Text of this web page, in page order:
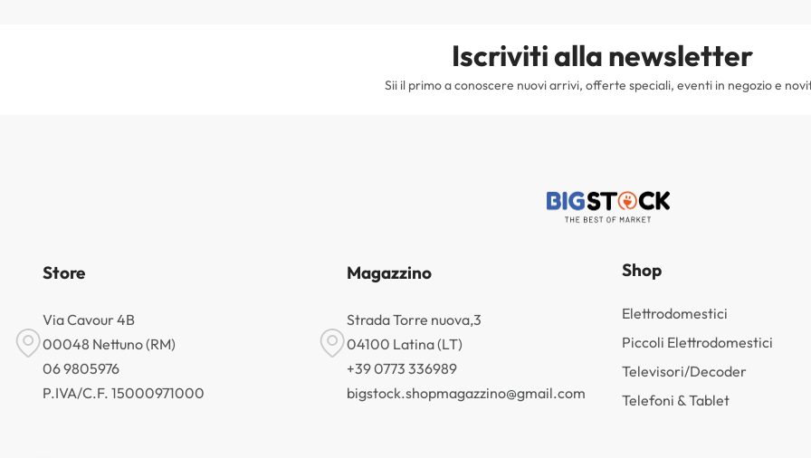
Iscriviti alla newsletter
Sii il primo a conoscere nuovi arrivi, offerte speciali, eventi in negozio e
Store
Via Cavour 4B
00048 Nettuno (RM)
06 9805976
P.IVA/C.F. 15000971000
Magazzino
Strada Torre nuova,3
04100 Latina (LT)
+39 0773 336989
bigstock.shopmagazzino@gmail.com
Shop
Elettrodomestici
Piccoli Elettrodomestici
Televisori/Decoder
Telefoni & Tablet